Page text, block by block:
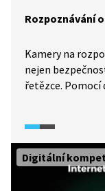
Rozpoznávání
Kamery na
nejen
řetězce. Pomocí
technologií na
Smejkal, expert
Digitální